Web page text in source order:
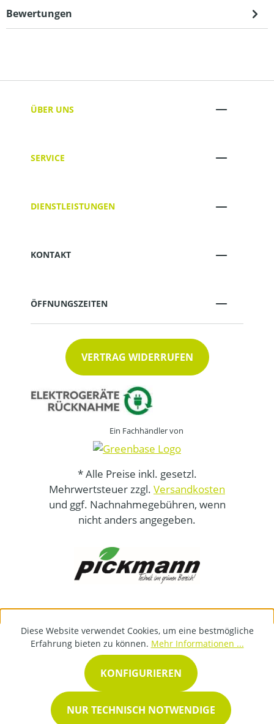
Bewertungen
ÜBER UNS
SERVICE
DIENSTLEISTUNGEN
KONTAKT
ÖFFNUNGSZEITEN
VERTRAG WIDERRUFEN
Ein Fachhändler von
* Alle Preise inkl. gesetzl.
Mehrwertsteuer zzgl. Versandkosten
und ggf. Nachnahmegebühren, wenn
nicht anders angegeben.
Diese Website verwendet Cookies, um eine bestmögliche
Erfahrung bieten zu können. Mehr Informationen ...
NUR TECHNISCH NOTWENDIGE
KONFIGURIEREN